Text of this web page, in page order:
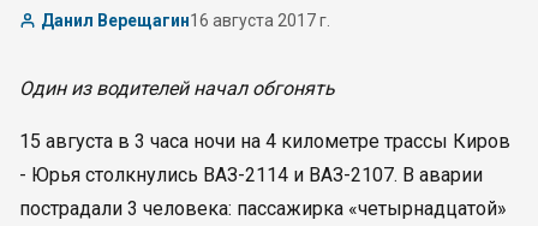
Данил Верещагин16 августа 2017 г.
Один из водителей начал обгонять
15 августа в 3 часа ночи на 4 километре трассы Киров
- Юрья столкнулись ВАЗ-2114 и ВАЗ-2107. В аварии
пострадали 3 человека: пассажирка «четырнадцатой»